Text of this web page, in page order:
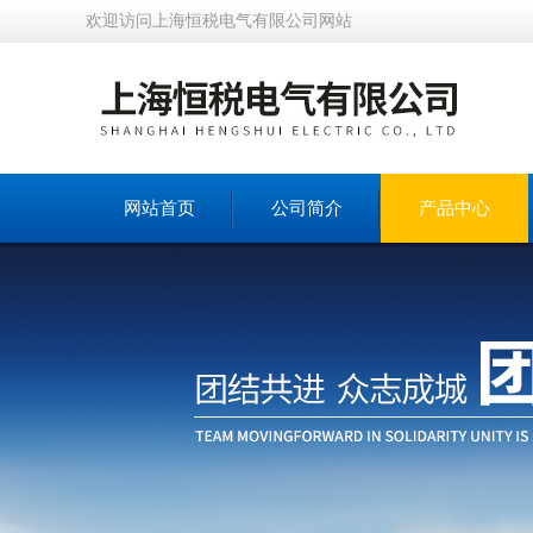
欢迎访问上海恒税电气有限公司网站
网站首页 公司简介 产品中心